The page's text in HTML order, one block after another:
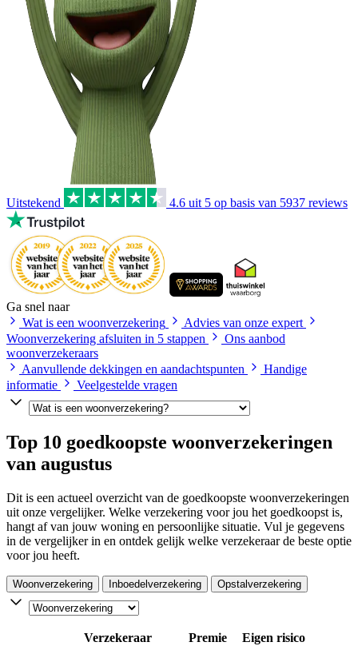
Uitstekend 4.6 uit 5 op basis van 5937 reviews
Ga snel naar
Wat is een woonverzekering
Advies van onze expert
Woonverzekering afsluiten in 5 stappen
Ons aanbod
woonverzekeraars
Aanvullende dekkingen en aandachtspunten
Handige
informatie
Veelgestelde vragen
Top 10 goedkoopste woonverzekeringen
van augustus
Dit is een actueel overzicht van de goedkoopste woonverzekeringen
uit onze vergelijker. Welke verzekering voor jou het goedkoopst is,
hangt af van jouw woning en persoonlijke situatie. Vul je gegevens
in de vergelijker in en ontdek gelijk welke verzekeraar de beste optie
voor jou heeft.
Woonverzekering Inboedelverzekering Opstalverzekering
Verzekeraar Premie Eigen risico